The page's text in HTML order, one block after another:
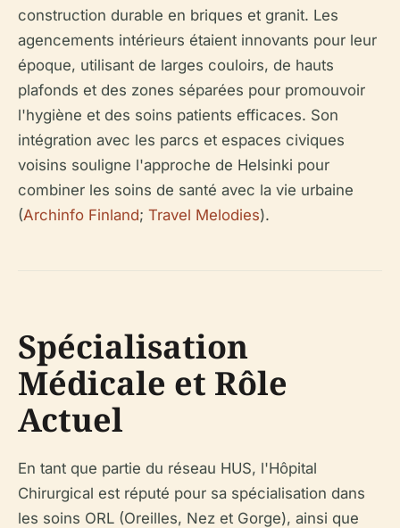
construction durable en briques et granit. Les
agencements intérieurs étaient innovants pour leur
époque, utilisant de larges couloirs, de hauts
plafonds et des zones séparées pour promouvoir
l'hygiène et des soins patients efficaces. Son
intégration avec les parcs et espaces civiques
voisins souligne l'approche de Helsinki pour
combiner les soins de santé avec la vie urbaine
(Archinfo Finland; Travel Melodies).
Spécialisation
Médicale et Rôle
Actuel
En tant que partie du réseau HUS, l'Hôpital
Chirurgical est réputé pour sa spécialisation dans
les soins ORL (Oreilles, Nez et Gorge), ainsi que